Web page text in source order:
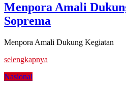
Menpora Amali
Soprema
Menpora Amali Dukung Kegiatan
selengkapnya
Nasional